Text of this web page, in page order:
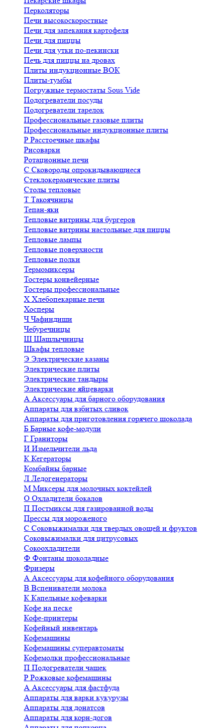
Перколяторы
Печи высокоскоростные
Печи для запекания картофеля
Печи для пиццы
Печи для утки по-пекински
Печь для пиццы на дровах
Плиты индукционные ВОК
Плиты-тумбы
Погружные термостаты Sous Vide
Подогреватели посуды
Подогреватели тарелок
Профессиональные газовые плиты
Профессиональные индукционные плиты
Р Расстоечные шкафы
Рисоварки
Ротационные печи
С Сковороды опрокидывающиеся
Стеклокерамические плиты
Столы тепловые
Т Такоячницы
Тепан-яки
Тепловые витрины для бургеров
Тепловые витрины настольные для пиццы
Тепловые лампы
Тепловые поверхности
Тепловые полки
Термомиксеры
Тостеры конвейерные
Тостеры профессиональные
Х Хлебопекарные печи
Хосперы
ЧЧафиндиши
Чебуречницы
Ш Шашлычницы
Шкафы тепловые
Э Электрические казаны
Электрические плиты
Электрические тандыры
Электрические яйцеварки
А Аксессуары для барного оборудования
Аппараты для взбитых сливок
Аппараты для приготовления горячего шоколада
Б Барные кофе-модули
Г Граниторы
И Измельчители льда
К Кегераторы
Комбайны барные
Л Ледогенераторы
М Миксеры для молочных коктейлей
О Охладители бокалов
П Постмиксы для газированной воды
Прессы для мороженого
С Соковыжималки для твердых овощей и фруктов
Соковыжималки для цитрусовых
Сокоохладители
Ф Фонтаны шоколадные
Фризеры
А Аксессуары для кофейного оборудования
В Вспениватели молока
К Капельные кофеварки
Кофе на песке
Кофе-принтеры
Кофейный инвентарь
Кофемашины
Кофемашины суперавтоматы
Кофемолки профессиональные
П Подогреватели чашек
Р Рожковые кофемашины
А Аксессуары для фастфуда
Аппараты для варки кукурузы
Аппараты для донатсов
Аппараты для корн-догов